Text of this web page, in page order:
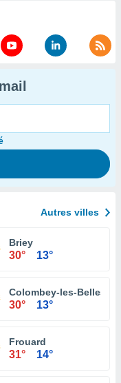
Autres villes
Briey
30° 13°
Colombey-les-Belles
30° 13°
Frouard
31° 14°